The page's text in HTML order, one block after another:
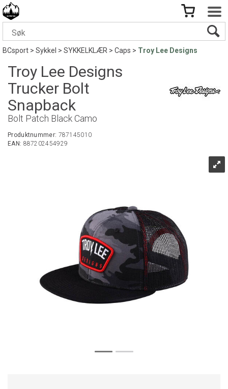
BCsport>Sykkel >SYKKELKLÆR>Caps>Troy Lee Designs
Troy Lee Designs
Trucker Bolt
Snapback
Bolt Patch Black Camo
Produktnummer: 787145010
EAN: 887202454929